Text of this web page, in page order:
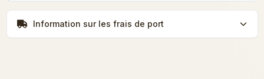
Information sur les frais de port